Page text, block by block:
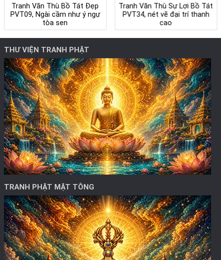
Tranh Văn Thù Bồ Tát Đẹp
PVT09, Ngài cầm như ý ngự
tòa sen
Tranh Văn Thù Sự Lợi Bồ Tát
PVT34, nét vẽ đại trí thanh
cao
THƯ VIỆN TRANH PHẬT
TRANH PHẬT MẬT TÔNG